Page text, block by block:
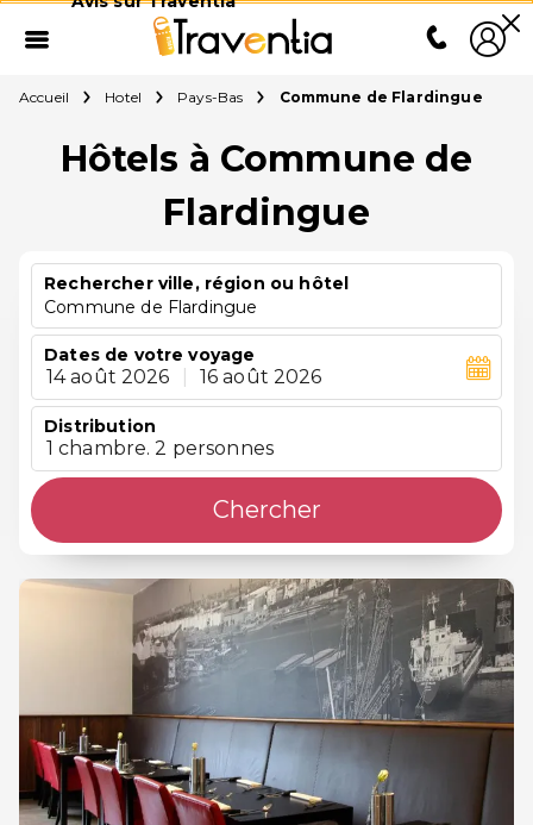
Accueil Hotel Pays-Bas Commune de Flardingue
Hôtels à Commune de
Flardingue
Rechercher ville, région ou hôtel
Commune de Flardingue
Dates de votre voyage
14 août 2026 16 août 2026
Distribution
1 chambre. 2 personnes
Chercher